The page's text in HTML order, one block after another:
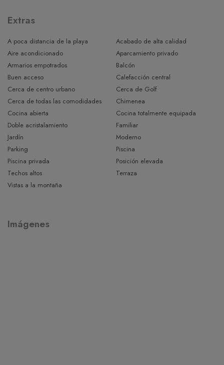
Además, en la planta superior hay un dormitorio con baño en
encontraras 4 dormitorios cada uno con baño en suite. El
dormitorio principal también tiene su propio vestidor.
La zona del sótano ofrece el mismo espacio que cada uno
de los niveles superiores y está inundada de luz gracias a las
ventanas. Aquí se puede instalar perfectamente una zona de
spa o un gimnasio. En la azotea de la casa se pueden
aparcar fácilmente 2 coches.
No pierdas la oportunidad de adquirir una vivienda de obra
nueva en Costa den Blanes a un precio muy atractivo. La
finalización está prevista para principios de 2024.
Extras
A poca distancia de la playa
Acabado de alta calidad
Aire acondicionado
Aparcamiento privado
Armarios empotrados
Balcón
Buen acceso
Calefacción central
Cerca de centro urbano
Cerca de Golf
Cerca de todas las comodidades
Chimenea
Cocina abierta
Cocina totalmente equipada
Doble acristalamiento
Familiar
Jardín
Moderno
Parking
Piscina
Piscina privada
Posición elevada
Techos altos
Terraza
Vistas a la montaña
Imágenes